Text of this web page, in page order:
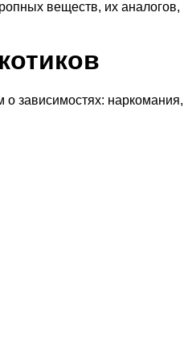
веществ, их
зависимостях: наркомания,